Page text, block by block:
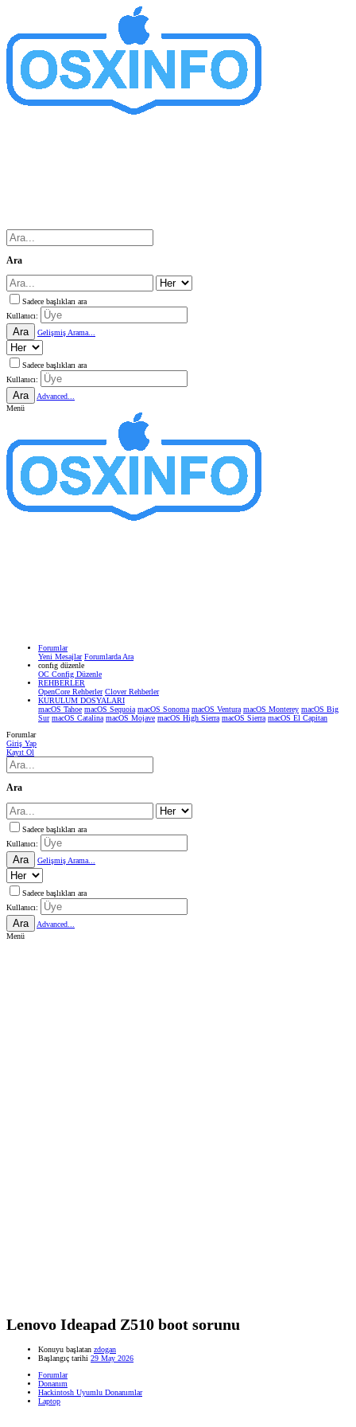
Ara
Sadece başlıkları ara
Kullanıcı:
Ara Gelişmiş Arama...
Sadece başlıkları ara
Kullanıcı:
Ara
Advanced...
Menü
Forumlar
Yeni Mesajlar Forumlarda Ara
confıg düzenle
OC Config Düzenle
REHBERLER
OpenCore Rehberler Clover Rehberler
KURULUM DOSYALARI
macOS Tahoe macOS Sequoia macOS Sonoma macOS Ventura macOS Monterey macOS Big
Sur macOS Catalina macOS Mojave macOS High Sierra macOS Sierra macOS El Capitan
Forumlar
Giriş Yap
Kayıt Ol
Ara
Sadece başlıkları ara
Kullanıcı:
Ara Gelişmiş Arama...
Sadece başlıkları ara
Kullanıcı:
Ara
Advanced...
Menü
Lenovo Ideapad Z510 boot sorunu
Konuyu başlatan zdogan
Başlangıç tarihi 29 May 2026
Forumlar
Donanım
Hackintosh Uyumlu Donanımlar
Laptop